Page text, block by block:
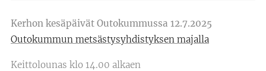
Kerhon kesäpäivät Outokummussa 12.7.2025
Outokummun metsästysyhdistyksen majalla
Keittolounas klo 14.00 alkaen